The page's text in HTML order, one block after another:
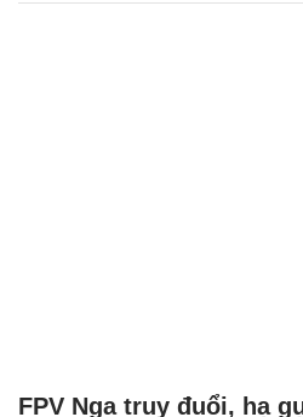
FPV Nga truy đuổi, hạ